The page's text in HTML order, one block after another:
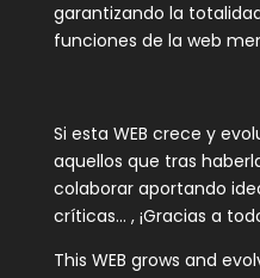
garantizando la
funciones de la web
Si esta WEB crece y
aquellos que tras
colaborar aportando
críticas… , ¡Gracias a
This WEB grows and